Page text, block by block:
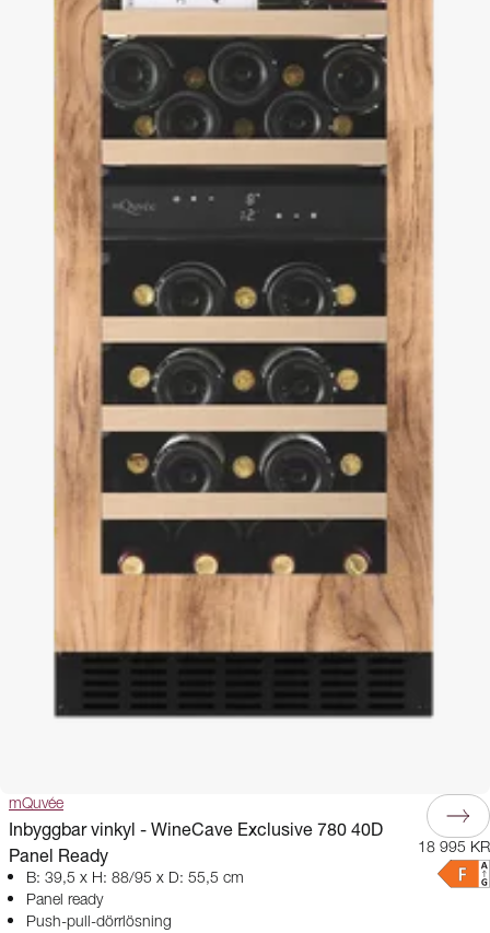
mQuvée
Inbyggbar vinkyl - WineCave Exclusive 780 40D
Panel Ready
B: 39,5 x H: 88/95 x D: 55,5 cm
Panel ready
Push-pull-dörrlösning
18 995 KR